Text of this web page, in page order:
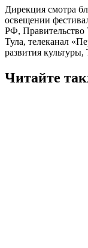
Дирекция смотра
освещении
РФ, Правительство
Тула, телеканал
развития культуры,
Читайте